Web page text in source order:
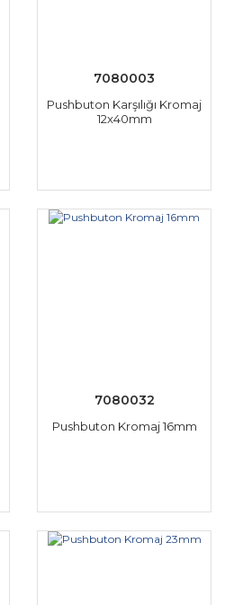
7080003
Pushbuton Karşılığı Kromaj
12x40mm
7080032
Pushbuton Kromaj 16mm